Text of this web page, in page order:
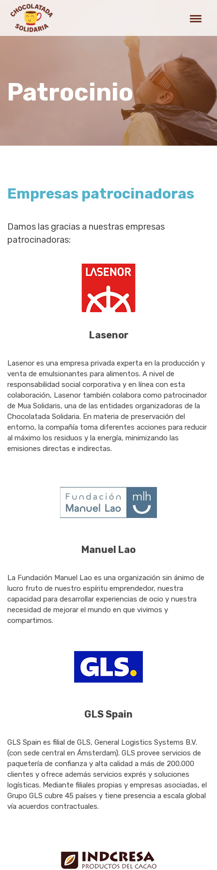
Patrocinio
Empresas patrocinadoras
Damos las gracias a nuestras empresas
patrocinadoras:
Lasenor
Lasenor es una empresa privada experta en la producción y
venta de emulsionantes para alimentos. A nivel de
responsabilidad social corporativa y en línea con esta
colaboración, Lasenor también colabora como patrocinador
de Mua Solidaris, una de las entidades organizadoras de la
Chocolatada Solidaria. En materia de preservación del
entorno, la compañía toma diferentes acciones para reducir
al máximo los residuos y la energía, minimizando las
emisiones directas e indirectas.
Manuel Lao
La Fundación Manuel Lao es una organización sin ánimo de
lucro fruto de nuestro espíritu emprendedor, nuestra
capacidad para desarrollar experiencias de ocio y nuestra
necesidad de mejorar el mundo en que vivimos y
compartimos.
GLS Spain
GLS Spain es filial de GLS, General Logistics Systems B.V.
(con sede central en Ámsterdam). GLS provee servicios de
paquetería de confianza y alta calidad a más de 200.000
clientes y ofrece además servicios exprés y soluciones
logísticas. Mediante filiales propias y empresas asociadas, el
Grupo GLS cubre 45 países y tiene presencia a escala global
vía acuerdos contractuales.